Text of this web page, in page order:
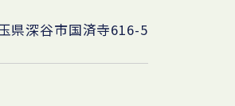
県深谷市国済寺616-5